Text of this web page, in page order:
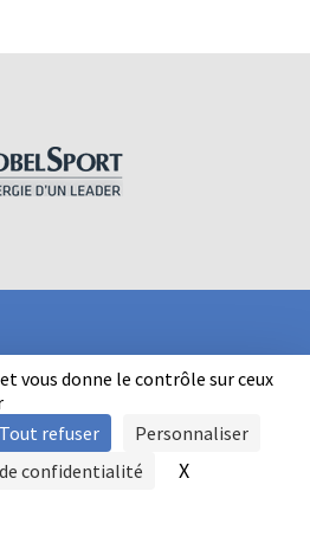
vous donne le contrôle sur ceux
Tout refuser
Personnaliser
confidentialité
X
SIGNALER UNE VIOLENCE